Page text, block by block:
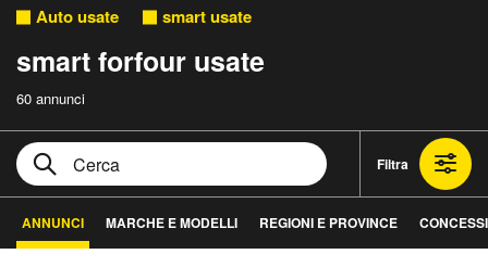
Auto usate smart usate
smart forfour usate
60 annunci
Filtra
ANNUNCI MARCHE E MODELLI REGIONI E PROVINCE